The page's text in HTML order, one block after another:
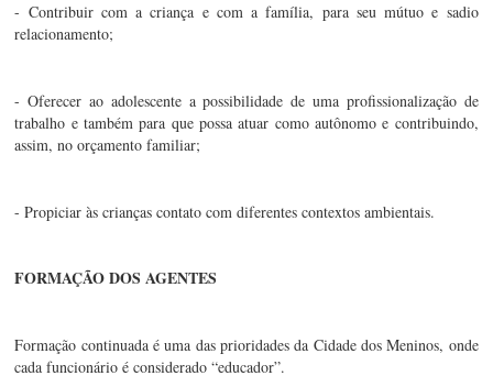
- Contribuir com a criança e com a família, para seu mútuo e sadio
relacionamento;
- Oferecer ao adolescente a possibilidade de uma profissionalização de
trabalho e também para que possa atuar como autônomo e contribuindo,
assim, no orçamento familiar;
- Propiciar às crianças contato com diferentes contextos ambientais.
FORMAÇÃO DOS AGENTES
Formação continuada é uma das prioridades da Cidade dos Meninos, onde
cada funcionário é considerado “educador”.